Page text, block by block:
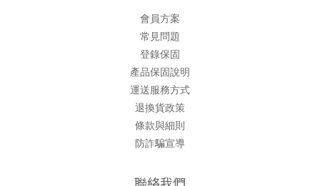
會員方案
常見問題
登錄保固
產品保固說明
運送服務方式
退換貨政策
條款與細則
防詐騙宣導
聯絡我們